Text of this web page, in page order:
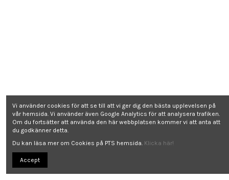
Vi använder cookies för att se till att vi ger dig den bästa upplevelsen på
vår hemsida. Vi använder även Google Analytics för att analysera trafiken.
Om du fortsätter att använda den här webbplatsen kommer vi att anta att
du godkänner detta.
Du kan läsa mer om Cookies på PTS hemsida. Klicka här!
Accept